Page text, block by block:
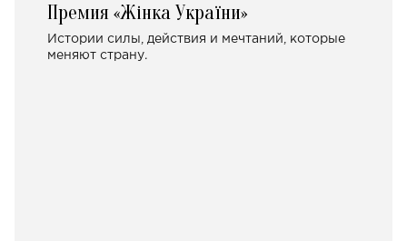
Премия «Жінка України»
Истории силы, действия и мечтаний, которые
меняют страну.